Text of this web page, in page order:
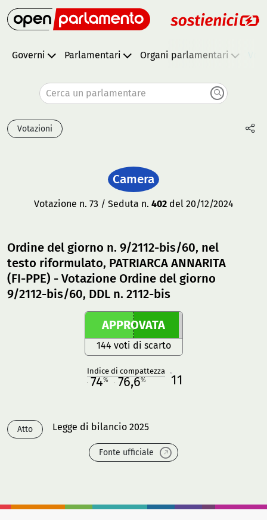
Governi Parlamentari Organi parlamentari
Cerca un parlamentare
Votazioni
Camera
Votazione n. 73 / Seduta n. 402del 20/12/2024
Ordine del giorno n. 9/2112-bis/60, nel
testo riformulato, PATRIARCA ANNARITA
(FI-PPE) - Votazione Ordine del giorno
9/2112-bis/60, DDL n. 2112-bis
APPROVATA
144 voti di scarto
Indice di compattezza
74% 76,6% 11
Atto Legge di bilancio 2025
Fonte ufficiale